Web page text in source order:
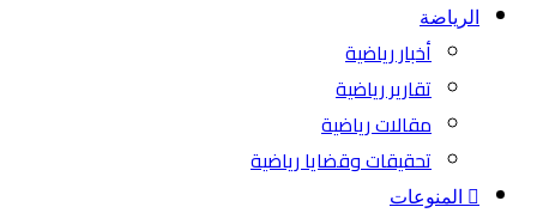
الرياضة
أخبار رياضية
تقارير رياضية
مقالات رياضية
تحقيقات وقضايا رياضية
المنوعات